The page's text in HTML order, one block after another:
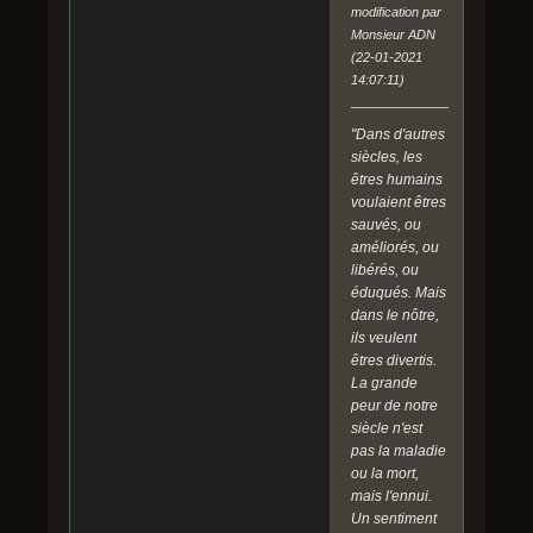
modification par
Monsieur ADN
(22-01-2021
14:07:11)
"Dans d'autres
siècles, les
êtres humains
voulaient êtres
sauvés, ou
améliorés, ou
libérés, ou
éduqués. Mais
dans le nôtre,
ils veulent
êtres divertis.
La grande
peur de notre
siècle n'est
pas la maladie
ou la mort,
mais l'ennui.
Un sentiment